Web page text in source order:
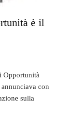
è il
Opportunità
con
sulla